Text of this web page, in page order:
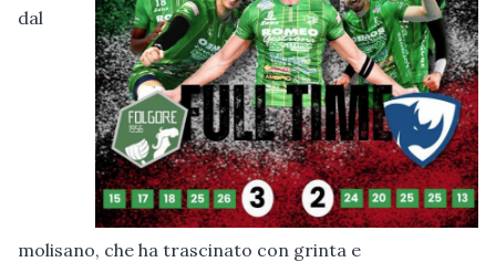
dal
molisano, che ha trascinato con grinta e